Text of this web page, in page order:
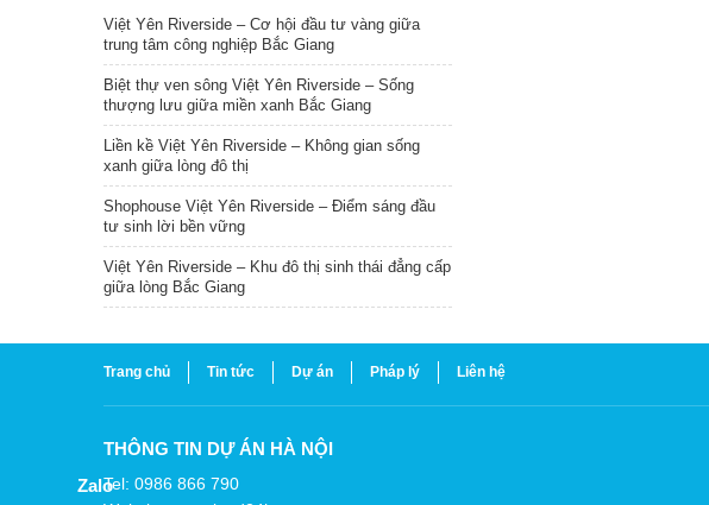
Việt Yên Riverside – Cơ hội đầu tư vàng giữa
trung tâm công nghiệp Bắc Giang
Biệt thự ven sông Việt Yên Riverside – Sống
thượng lưu giữa miền xanh Bắc Giang
Liền kề Việt Yên Riverside – Không gian sống
xanh giữa lòng đô thị
Shophouse Việt Yên Riverside – Điểm sáng đầu
tư sinh lời bền vững
Việt Yên Riverside – Khu đô thị sinh thái đẳng cấp
giữa lòng Bắc Giang
Trang chủ Tin tức Dự án Pháp lý Liên hệ
THÔNG TIN DỰ ÁN HÀ NỘI
Tel: 0986 866 790
Zalo